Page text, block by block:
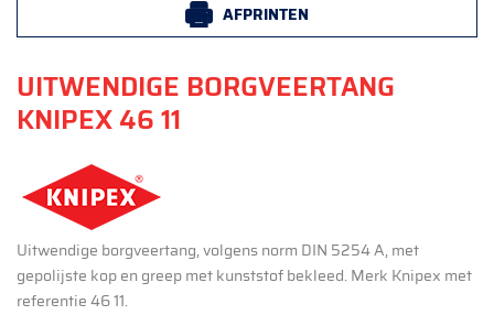
AFPRINTEN
UITWENDIGE BORGVEERTANG
KNIPEX 46 11
Uitwendige borgveertang, volgens norm DIN 5254 A, met
gepolijste kop en greep met kunststof bekleed. Merk Knipex met
referentie 46 11.